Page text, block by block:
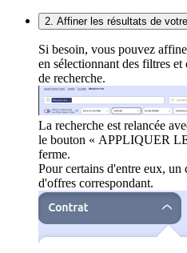
2. Affiner les résultats de
Si besoin, vous pouvez
en sélectionnant des filtres et
de recherche.
La recherche est relancée
le bouton « APPLIQUER
ferme.
Pour certains d'entre eux,
d'offres correspondant.